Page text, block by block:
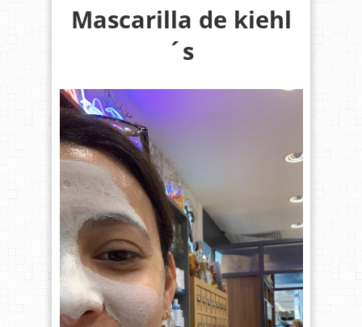
Mascarilla de kiehl
´s